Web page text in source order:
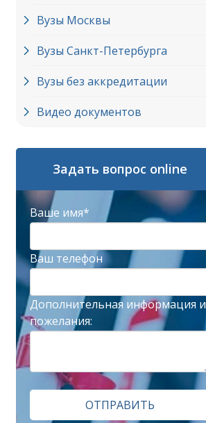
Вузы Москвы
Вузы Cанкт-Петербурга
Вузы без аккредитации
Видео документов
Задать вопрос online
Ваше имя*
Ваш телефон
Дополнительная информация и
пожелания:
ОТПРАВИТЬ